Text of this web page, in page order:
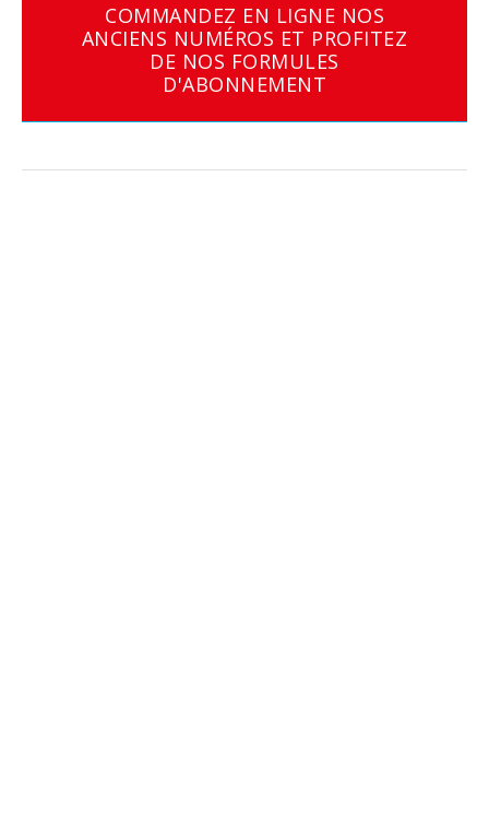
COMMANDEZ EN LIGNE NOS
ANCIENS NUMÉROS ET PROFITEZ
DE NOS FORMULES
D'ABONNEMENT